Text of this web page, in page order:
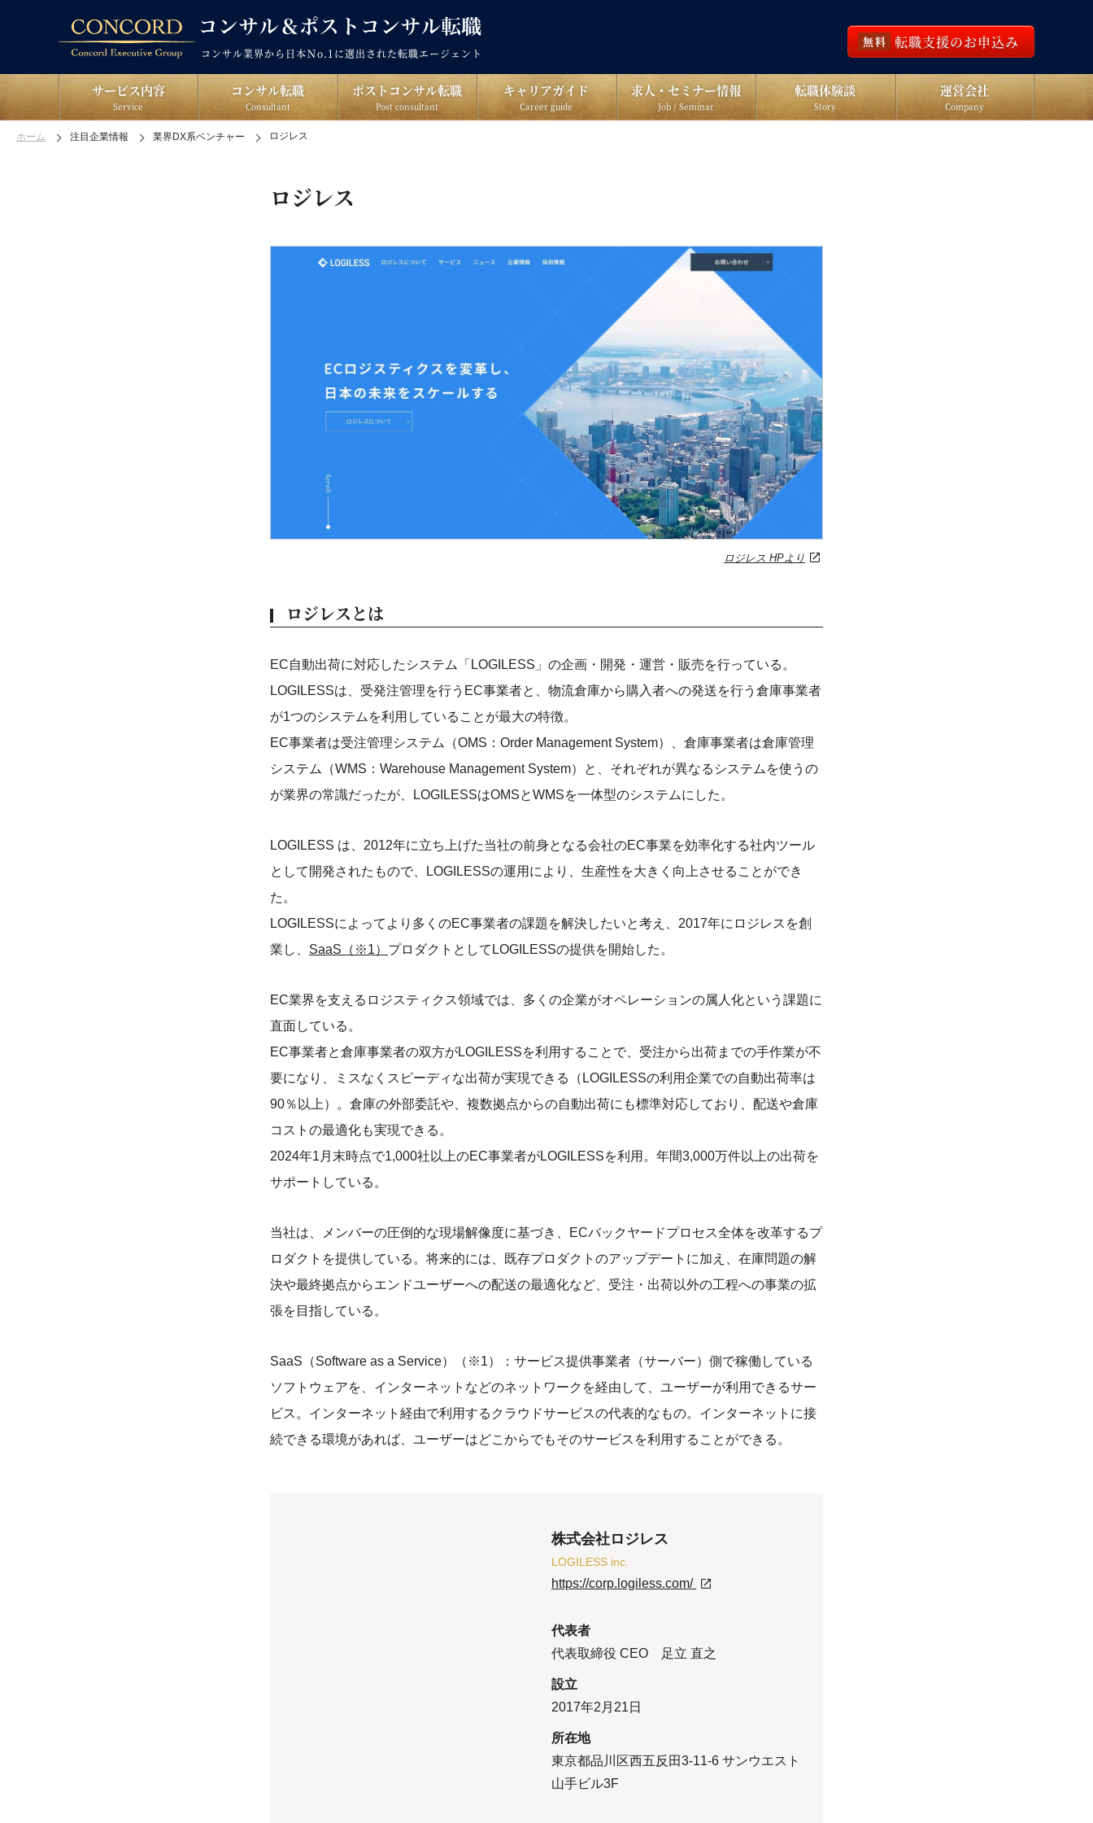
コンサル業界から日本Ｎo.1に選出された転職エージェント
無料 転職支援のお申込み
サービス内容
Service
コンサル転職
Consultant
ポストコンサル転職
Post consultant
キャリアガイド
Career guide
求人・セミナー情報
Job / Seminar
転職体験談
Story
運営会社
Company
ホーム 注目企業情報 業界DX系ベンチャー ロジレス
ロジレス
ロジレス HPより
ロジレスとは
EC自動出荷に対応したシステム「LOGILESS」の企画・開発・運営・販売を行っている。
LOGILESSは、受発注管理を行うEC事業者と、物流倉庫から購入者への発送を行う倉庫事業者
が1つのシステムを利用していることが最大の特徴。
EC事業者は受注管理システム（OMS：Order Management System）、倉庫事業者は倉庫管理
システム（WMS：Warehouse Management System）と、それぞれが異なるシステムを使うの
が業界の常識だったが、LOGILESSはOMSとWMSを一体型のシステムにした。
LOGILESS は、2012年に立ち上げた当社の前身となる会社のEC事業を効率化する社内ツール
として開発されたもので、LOGILESSの運用により、生産性を大きく向上させることができ
た。
LOGILESSによってより多くのEC事業者の課題を解決したいと考え、2017年にロジレスを創
業し、 SaaS（※1） プロダクトとしてLOGILESSの提供を開始した。
EC業界を支えるロジスティクス領域では、多くの企業がオペレーションの属人化という課題に
直面している。
EC事業者と倉庫事業者の双方がLOGILESSを利用することで、受注から出荷までの手作業が不
要になり、ミスなくスピーディな出荷が実現できる（LOGILESSの利用企業での自動出荷率は
90％以上）。倉庫の外部委託や、複数拠点からの自動出荷にも標準対応しており、配送や倉庫
コストの最適化も実現できる。
2024年1月末時点で1,000社以上のEC事業者がLOGILESSを利用。年間3,000万件以上の出荷を
サポートしている。
当社は、メンバーの圧倒的な現場解像度に基づき、ECバックヤードプロセス全体を改革するプ
ロダクトを提供している。将来的には、既存プロダクトのアップデートに加え、在庫問題の解
決や最終拠点からエンドユーザーへの配送の最適化など、受注・出荷以外の工程への事業の拡
張を目指している。
SaaS（Software as a Service）（※1）：サービス提供事業者（サーバー）側で稼働している
ソフトウェアを、インターネットなどのネットワークを経由して、ユーザーが利用できるサー
ビス。インターネット経由で利用するクラウドサービスの代表的なもの。インターネットに接
続できる環境があれば、ユーザーはどこからでもそのサービスを利用することができる。
株式会社ロジレス
LOGILESS inc.
https://corp.logiless.com/
代表者
代表取締役 CEO 足立 直之
設立
2017年2月21日
所在地
東京都品川区西五反田3-11-6 サンウエスト
山手ビル3F